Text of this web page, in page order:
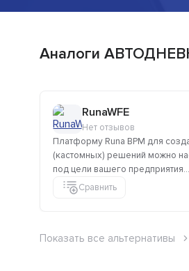
Аналоги
RunaWFE
Нет отзывов
Платформу Runa BPM для
(кастомных) решений можно
под цели вашего предприятия...
Сравнить
Показать все альтернативы